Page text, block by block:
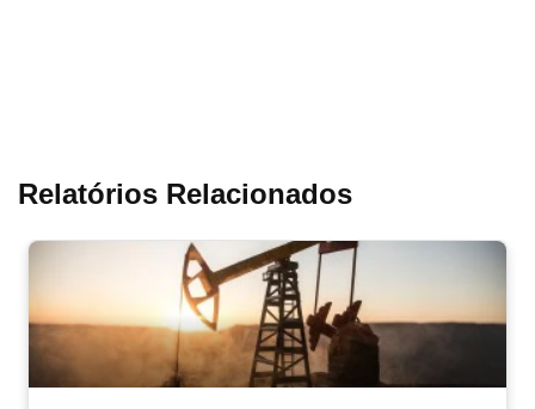
Relatórios Relacionados